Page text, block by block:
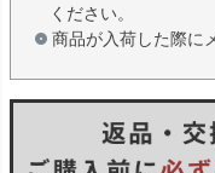
ください。
商品が入荷した際に